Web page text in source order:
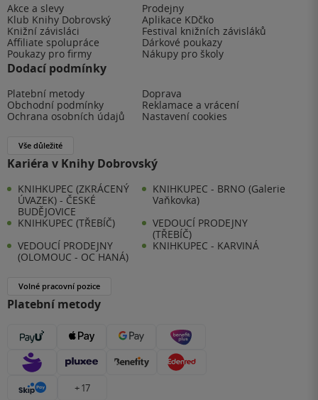
Akce a slevy
Prodejny
Klub Knihy Dobrovský
Aplikace KDčko
Knižní závisláci
Festival knižních závisláků
Affiliate spolupráce
Dárkové poukazy
Poukazy pro firmy
Nákupy pro školy
Dodací podmínky
Platební metody
Doprava
Obchodní podmínky
Reklamace a vrácení
Ochrana osobních údajů
Nastavení cookies
Vše důležité
Kariéra v Knihy Dobrovský
KNIHKUPEC (ZKRÁCENÝ
ÚVAZEK) - ČESKÉ
BUDĚJOVICE
KNIHKUPEC - BRNO (Galerie
Vaňkovka)
KNIHKUPEC (TŘEBÍČ)
VEDOUCÍ PRODEJNY
(TŘEBÍČ)
VEDOUCÍ PRODEJNY
(OLOMOUC - OC HANÁ)
KNIHKUPEC - KARVINÁ
Volné pracovní pozice
Platební metody
+ 17